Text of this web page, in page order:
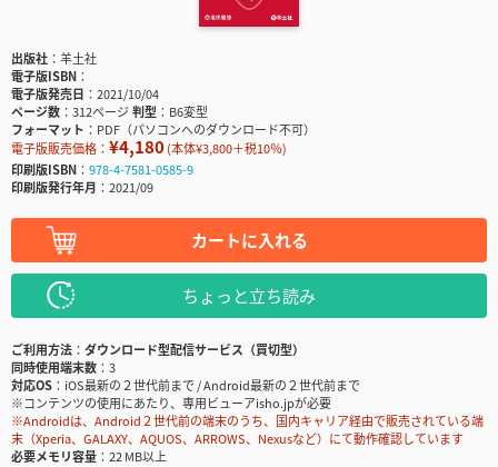
出版社
羊土社
電子版ISBN
電子版発売日
2021/10/04
ページ数
312ページ判型
B6変型
フォーマット
PDF（パソコンへのダウンロード不可）
電子版販売価格： ¥4,180(本体¥3,800＋税10％)
印刷版ISBN
978-4-7581-0585-9
印刷版発行年月
2021/09
カートに入れる
ちょっと立ち読み
ご利用方法
ダウンロード型配信サービス（買切型）
同時使用端末数
3
対応OS
iOS最新の２世代前まで / Android最新の２世代前まで
※コンテンツの使用にあたり、専用ビューアisho.jpが必要
※Androidは、Android２世代前の端末のうち、国内キャリア経由で販売されている端
末（Xperia、GALAXY、AQUOS、ARROWS、Nexusなど）にて動作確認しています
必要メモリ容量
22 MB以上